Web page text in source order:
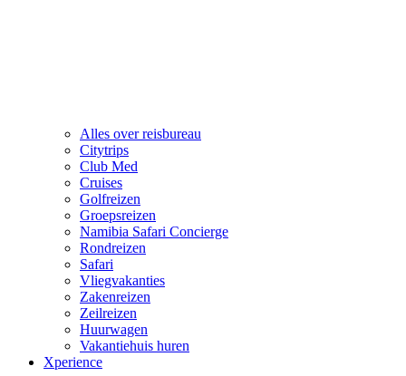
Alles over reisbureau
Citytrips
Club Med
Cruises
Golfreizen
Groepsreizen
Namibia Safari Concierge
Rondreizen
Safari
Vliegvakanties
Zakenreizen
Zeilreizen
Huurwagen
Vakantiehuis huren
Xperience